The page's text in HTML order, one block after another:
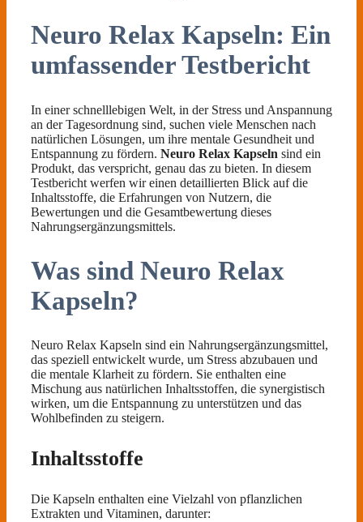
Neuro Relax Kapseln: Ein
umfassender Testbericht
In einer schnelllebigen Welt, in der Stress und Anspannung
an der Tagesordnung sind, suchen viele Menschen nach
natürlichen Lösungen, um ihre mentale Gesundheit und
Entspannung zu fördern. Neuro Relax Kapseln sind ein
Produkt, das verspricht, genau das zu bieten. In diesem
Testbericht werfen wir einen detaillierten Blick auf die
Inhaltsstoffe, die Erfahrungen von Nutzern, die
Bewertungen und die Gesamtbewertung dieses
Nahrungsergänzungsmittels.
Was sind Neuro Relax
Kapseln?
Neuro Relax Kapseln sind ein Nahrungsergänzungsmittel,
das speziell entwickelt wurde, um Stress abzubauen und
die mentale Klarheit zu fördern. Sie enthalten eine
Mischung aus natürlichen Inhaltsstoffen, die synergistisch
wirken, um die Entspannung zu unterstützen und das
Wohlbefinden zu steigern.
Inhaltsstoffe
Die Kapseln enthalten eine Vielzahl von pflanzlichen
Extrakten und Vitaminen, darunter: